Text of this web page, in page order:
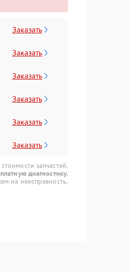
Заказать
Заказать
Заказать
Заказать
Заказать
Заказать
запчастей.
диагностику.
на неисправность.